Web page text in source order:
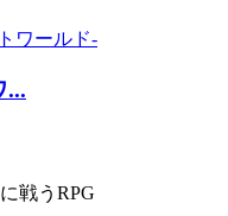
...
戦うRPG